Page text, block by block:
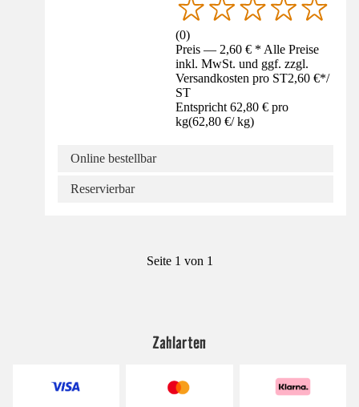
(0)
Preis — 2,60 € * Alle Preise
inkl. MwSt. und ggf. zzgl.
Versandkosten pro ST2,60 €*/
ST
Entspricht 62,80 € pro
kg(62,80 €/ kg)
Online bestellbar
Reservierbar
Seite 1 von 1
Zahlarten